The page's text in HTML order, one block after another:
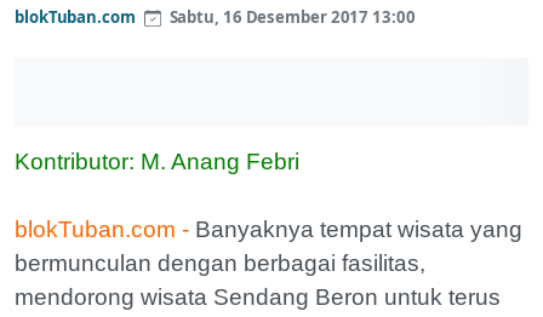
blokTuban.com Sabtu, 16 Desember 2017 13:00
Kontributor: M. Anang Febri
blokTuban.com - Banyaknya tempat wisata yang
bermunculan dengan berbagai fasilitas,
mendorong wisata Sendang Beron untuk terus